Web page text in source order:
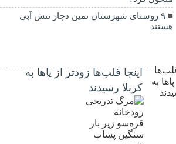
۹ روستای شهرستان نمین دچار تنش آبی
هستند
اینجا قلب‌ها زودتر از پاها به
کربلا رسیدند